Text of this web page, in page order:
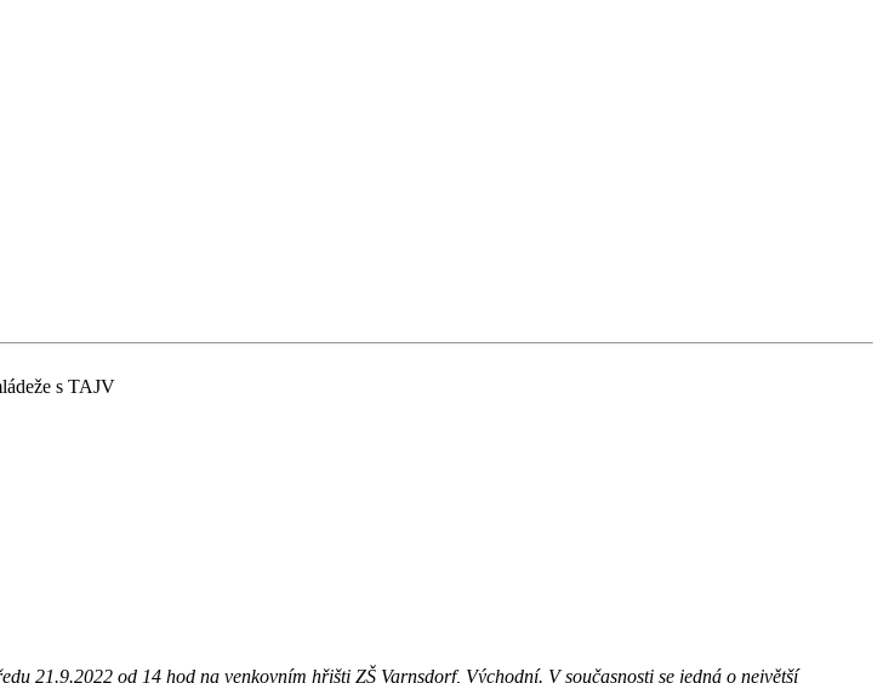
s TAJV
21.9.2022 od 14 hod na venkovním hřišti ZŠ Varnsdorf, Východní. V současnosti se jedná o největší